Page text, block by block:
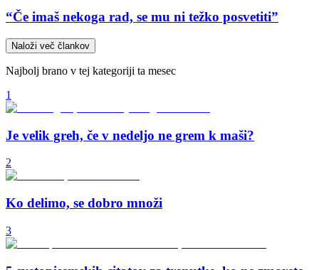
“Če imaš nekoga rad, se mu ni težko posvetiti”
Naloži več člankov
Najbolj brano v tej kategoriji ta mesec
1
Je velik greh, če v nedeljo ne grem k maši?
2
Ko delimo, se dobro množi
3